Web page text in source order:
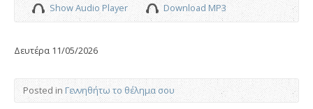
Show Audio Player Download MP3
Δευτέρα 11/05/2026
Posted in Γεννηθήτω το θέλημα σου